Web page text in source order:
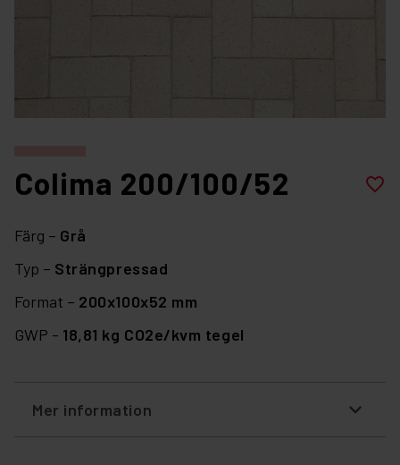
Colima 200/100/52 favorite_border
Färg – Grå
Typ – Strängpressad
Format – 200x100x52 mm
GWP - 18,81 kg CO2e/kvm tegel
Mer information